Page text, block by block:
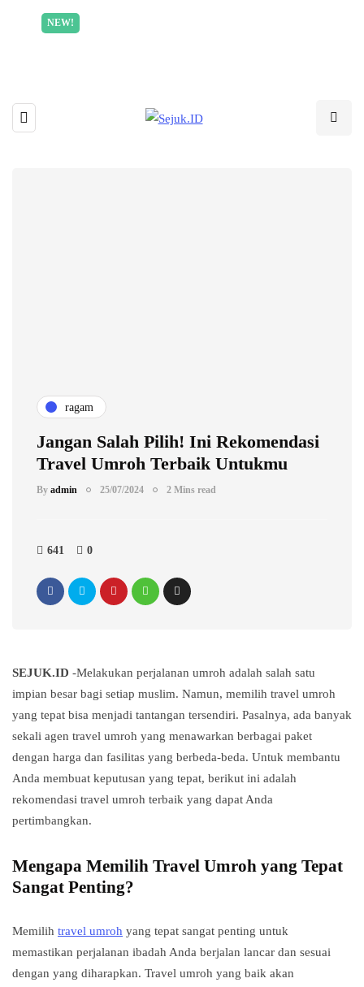
NEW!
ragam
Jangan Salah Pilih! Ini Rekomendasi
Travel Umroh Terbaik Untukmu
By admin 25/07/2024 2 Mins read
641 0
SEJUK.ID -Melakukan perjalanan umroh adalah salah satu
impian besar bagi setiap muslim. Namun, memilih travel umroh
yang tepat bisa menjadi tantangan tersendiri. Pasalnya, ada banyak
sekali agen travel umroh yang menawarkan berbagai paket
dengan harga dan fasilitas yang berbeda-beda. Untuk membantu
Anda membuat keputusan yang tepat, berikut ini adalah
rekomendasi travel umroh terbaik yang dapat Anda
pertimbangkan.
Mengapa Memilih Travel Umroh yang Tepat
Sangat Penting?
Memilih travel umroh yang tepat sangat penting untuk
memastikan perjalanan ibadah Anda berjalan lancar dan sesuai
dengan yang diharapkan. Travel umroh yang baik akan